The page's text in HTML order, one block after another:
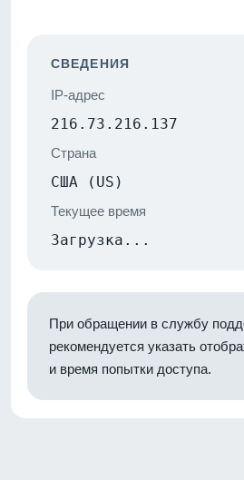
СВЕДЕНИЯ
IP-адрес
216.73.216.137
Страна
США (US)
Текущее время
Загрузка...
При обращении в службу
рекомендуется указать
и время попытки доступа.